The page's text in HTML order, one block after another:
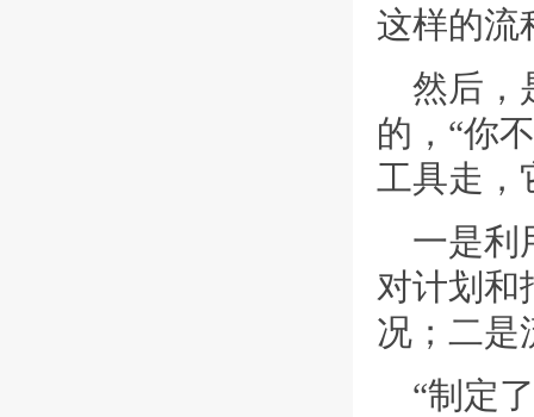
这样的流
然后，
的，“你
工具走，
一是利
对计划和
况；二是
“制定